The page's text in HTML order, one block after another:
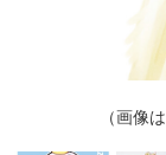
（画像は